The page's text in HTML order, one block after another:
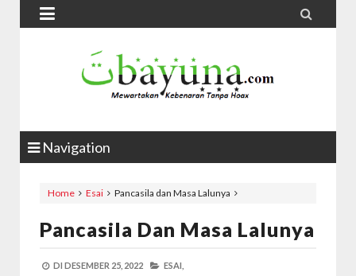
 
Navigation
Home Esai Pancasila dan Masa Lalunya
Pancasila Dan Masa Lalunya
DI DESEMBER 25, 2022 ESAI,